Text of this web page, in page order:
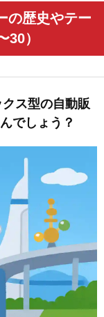
の歴史やテー
）
ス型の自動販
でしょう？